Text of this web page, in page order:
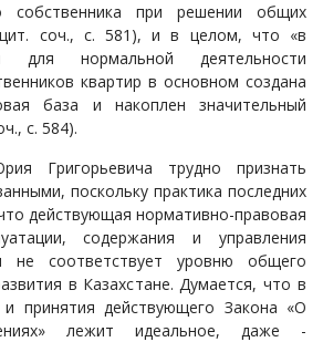
собственника при решении общих
соч., с. 581), и в целом, что «в
для нормальной деятельности
квартир в основном создана
база и накоплен значительный
с. 584).
Григорьевича трудно признать
поскольку практика последних
действующая нормативно-правовая
содержания и управления
соответствует уровню общего
в Казахстане. Думается, что в
и принятия действующего Закона «О
лежит идеальное, даже -